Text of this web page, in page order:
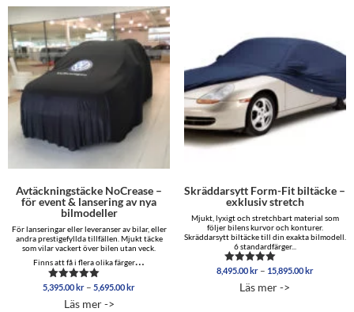
Avtäckningstäcke NoCrease –
för event & lansering av nya
bilmodeller
För lanseringar eller leveranser av bilar, eller
andra prestigefyllda tillfällen. Mjukt täcke
som vilar vackert över bilen utan veck.
Finns att få i flera olika färger…
Betygsatt
av 5
5,395.00 kr – 5,695.00 krPrisintervall:
Läs mer ->
Skräddarsytt Form-Fit biltäcke –
exklusiv stretch
Mjukt, lyxigt och stretchbart material som
följer bilens kurvor och konturer.
Skräddarsytt biltäcke till din exakta bilmodell.
6 standardfärger...
Betygsatt
av 5
8,495.00 kr – 15,895.00 kr
Läs mer ->